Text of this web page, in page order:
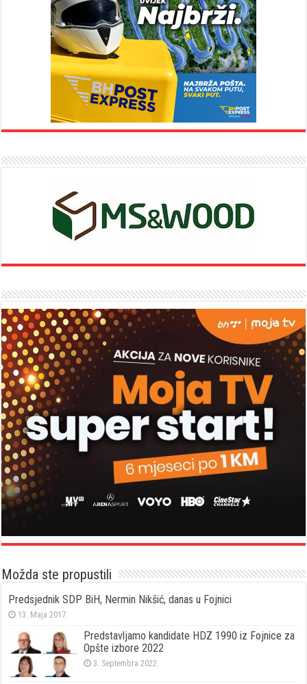
Možda ste propustili
Predsjednik SDP BiH, Nermin Nikšić, danas u Fojnici
13. Maja 2017.
Predstavljamo kandidate HDZ 1990 iz Fojnice za
Opšte izbore 2022
3. Septembra 2022.